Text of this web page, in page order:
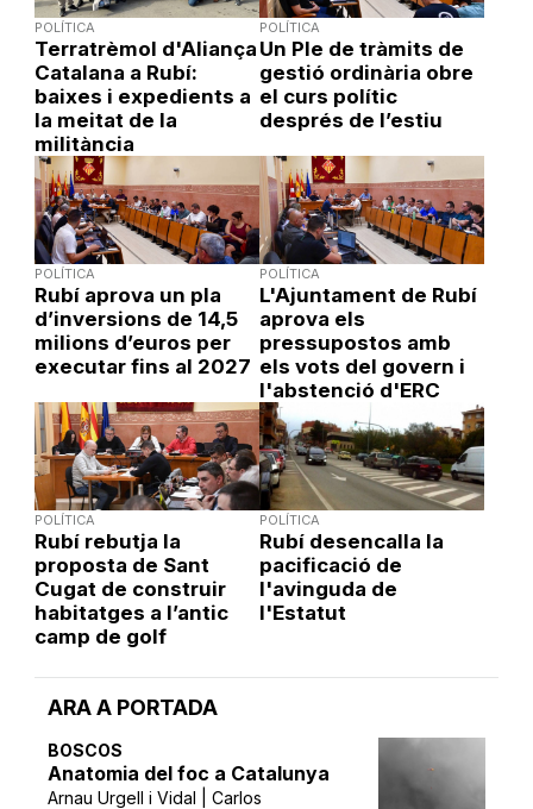
ARA A PORTADA
BOSCOS
Anatomia del foc a Catalunya
Arnau Urgell i Vidal | Carlos
POLÍTICA
Terratrèmol d'Aliança
Catalana a Rubí:
baixes i expedients a
la meitat de la
militància
POLÍTICA
Un Ple de tràmits de
gestió ordinària obre
el curs polític
després de l’estiu
POLÍTICA
Rubí aprova un pla
d’inversions de 14,5
milions d’euros per
executar fins al 2027
POLÍTICA
L'Ajuntament de Rubí
aprova els
pressupostos amb
els vots del govern i
l'abstenció d'ERC
POLÍTICA
Rubí rebutja la
proposta de Sant
Cugat de construir
habitatges a l’antic
camp de golf
POLÍTICA
Rubí desencalla la
pacificació de
l'avinguda de
l'Estatut